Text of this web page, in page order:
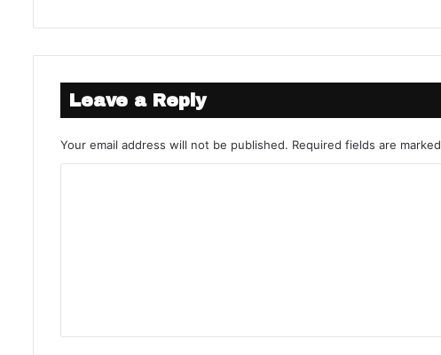
Leave a Reply
Your email address will not be published. Required fields are marked